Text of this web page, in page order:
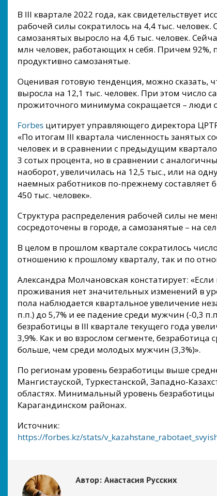
В III квартале 2022 года, как свидетельствует
рабочей силы сократилось на 4,4 тыс. человек.
самозанятых выросло на 4,6 тыс. человек.
млн человек, работающих н себя. Причем
продуктивно самозанятые.
Оценивая готовую тенденция, можно сказать,
выросла на 12,1 тыс. человек. При этом число
прожиточного минимума сокращается – люди
Forbes цитирует управляющего директора
«По итогам III квартала численность занятых
человек и в сравнении с предыдущим
3 сотых процента, но в сравнении с
наоборот, увеличилась на 12,5 тыс., или на
наемных работников по-прежнему составляет
450 тыс. человек».
Структура распределения рабочей силы не
сосредоточены в городе, а самозанятые – на
В целом в прошлом квартале сократилось
отношению к прошлому кварталу, так и по
Александра Молчановская констатирует: «Если
проживания нет значительных изменений в
пола наблюдается квартальное увеличение
п.п.) до 5,7% и ее падение среди мужчин (-0,3
безработицы в III квартале текущего года
3,9%. Как и во взрослом сегменте,
больше, чем среди молодых мужчин (3,3%)».
По регионам уровень безработицы выше
Мангистауской, Туркестанской, Западно-
областях. Минимальный уровень безработицы
Карагандинском районах.
Источник:
https://forbes.kz/stats/
Автор: Анастасия Русских